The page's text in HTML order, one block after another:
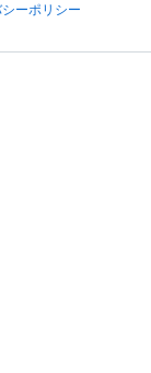
ーポリシー